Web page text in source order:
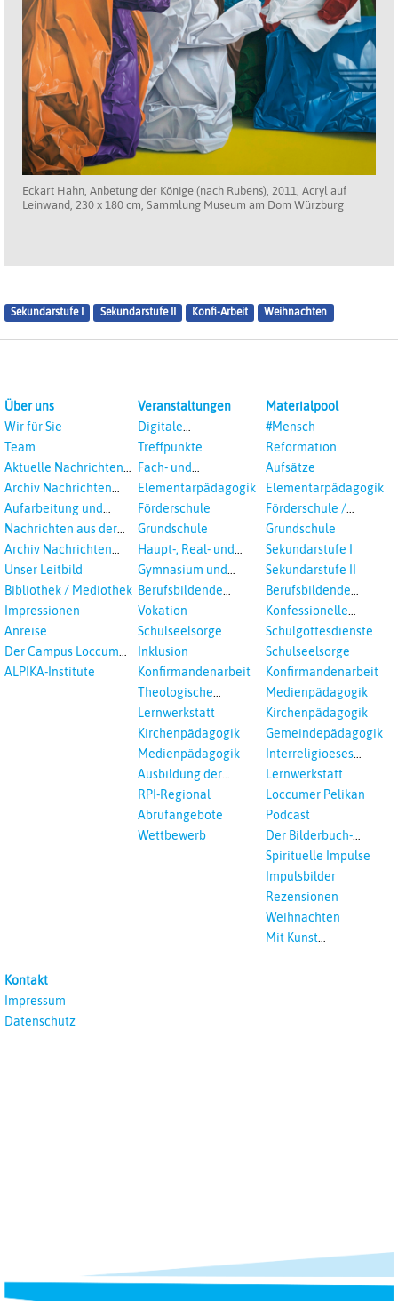
Eckart Hahn, Anbetung der Könige (nach Rubens), 2011, Acryl auf
Leinwand, 230 x 180 cm, Sammlung Museum am Dom Würzburg
Sekundarstufe I Sekundarstufe II Konfi-Arbeit Weihnachten
Über uns
Wir für Sie
Team
Aktuelle Nachrichten
aus dem RPI
Archiv Nachrichten
aus dem RPI ab 2018
Aufarbeitung und
Prävention
Landeskirche und EKD
Nachrichten aus der
Landeskirche
Archiv Nachrichten
aus der Landeskirche
Unser Leitbild
Bibliothek / Mediothek
Impressionen
Anreise
Der Campus Loccum
und Loccumer
ALPIKA-Institute
Veranstaltungen
Digitale
Veranstaltungen
Treffpunkte
Fach- und
Studientagungen
Elementarpädagogik
Förderschule
Grundschule
Haupt-, Real- und
Oberschule
Gymnasium und
Gesamtschule
Berufsbildende
Schulen
Vokation
Schulseelsorge
Inklusion
Konfirmandenarbeit
Theologische
Fortbildungen,
Interreligöses Lernen
Lernwerkstatt
Kirchenpädagogik
Medienpädagogik
Ausbildung der
Vikar*innen
RPI-Regional
Abrufangebote
Wettbewerb
Materialpool
#Mensch
Reformation
Aufsätze
Elementarpädagogik
Förderschule /
Inklusion
Grundschule
Sekundarstufe I
Sekundarstufe II
Berufsbildende
Schulen
Konfessionelle
Kooperation
Schulgottesdienste
Schulseelsorge
Konfirmandenarbeit
Medienpädagogik
Kirchenpädagogik
Gemeindepädagogik
Interreligioeses
Lernen
Lernwerkstatt
Loccumer Pelikan
Podcast
Der Bilderbuch-
Podcast
Spirituelle Impulse
Impulsbilder
Rezensionen
Weihnachten
Mit Kunst
Kontakt
Impressum
Datenschutz